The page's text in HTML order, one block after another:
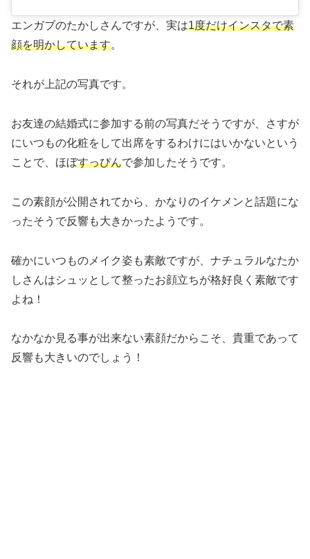
エンガブのたかしさんですが、実は1度だけインスタで素
顔を明かしています。
それが上記の写真です。
お友達の結婚式に参加する前の写真だそうですが、さすが
にいつもの化粧をして出席をするわけにはいかないという
ことで、ほぼすっぴんで参加したそうです。
この素顔が公開されてから、かなりのイケメンと話題にな
ったそうで反響も大きかったようです。
確かにいつものメイク姿も素敵ですが、ナチュラルなたか
しさんはシュッとして整ったお顔立ちが格好良く素敵です
よね！
なかなか見る事が出来ない素顔だからこそ、貴重であって
反響も大きいのでしょう！